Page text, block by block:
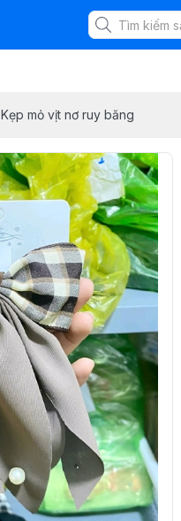
Kẹp mỏ vịt nơ ruy băng